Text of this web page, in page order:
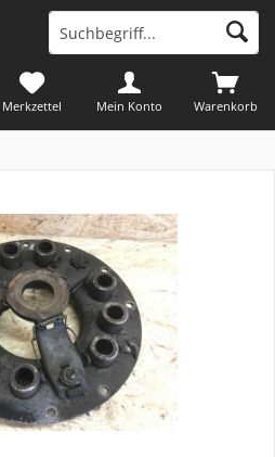
Warenkorb
Merkzettel Mein Konto